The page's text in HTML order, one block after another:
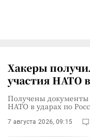
Хакеры
участия НАТО
Получены документы
НАТО в ударах по
7 августа 2026, 09:15